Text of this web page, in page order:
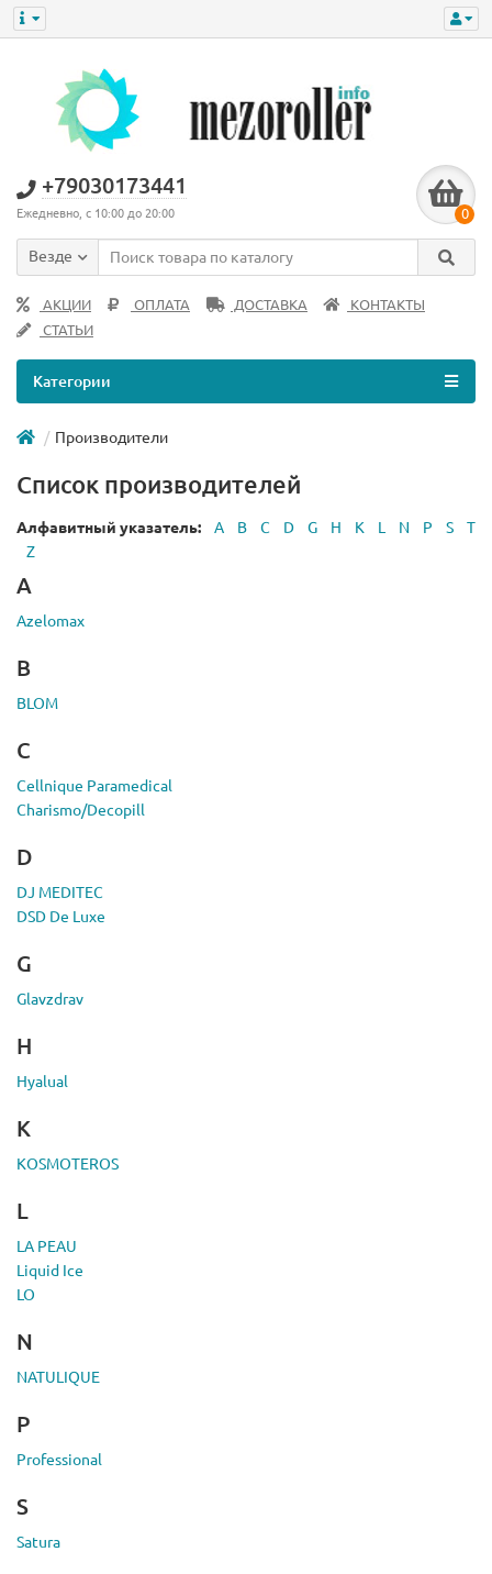
+79030173441
Ежедневно, с 10:00 до 20:00 0
Везде
АКЦИИ ОПЛАТА ДОСТАВКА
КОНТАКТЫ
СТАТЬИ
Категории
Производители
Список производителей
Алфавитный указатель: A B C D G H K L N P S
T
Z
A
Azelomax
B
BLOM
C
Cellnique Paramedical
Charismo/Decopill
D
DJ MEDITEC
DSD De Luxe
G
Glavzdrav
H
Hyalual
K
KOSMOTEROS
L
LA PEAU
Liquid Ice
LO
N
NATULIQUE
P
Professional
S
Satura